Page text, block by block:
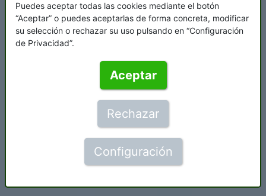
Puedes aceptar todas las cookies mediante el botón
“Aceptar” o puedes aceptarlas de forma concreta, modificar
su selección o rechazar su uso pulsando en “Configuración
de Privacidad”.
Aceptar
Rechazar
Configuración